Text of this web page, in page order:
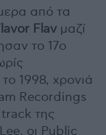
από τα
Flav μαζί
το 17ο
1998, χρονιά
Recordings
της
οι Public